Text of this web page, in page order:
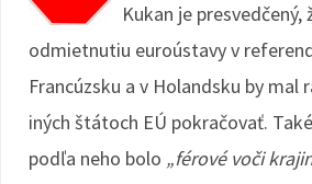
Kukan je presvedčený,
odmietnutiu euroústavy v
Francúzsku a v Holandsku by mal
iných štátoch EÚ pokračovať.
podľa neho bolo „férové voči